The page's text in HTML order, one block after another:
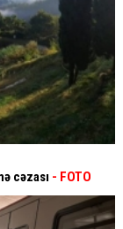
cəzası - FOTO